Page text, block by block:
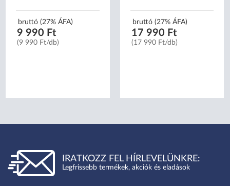
bruttó (27% ÁFA)
9 990 Ft
(9 990 Ft/db)
bruttó (27% ÁFA)
17 990 Ft
(17 990 Ft/db)
IRATKOZZ FEL HÍRLEVELÜNKRE:
Legfrissebb termékek, akciók és eladások